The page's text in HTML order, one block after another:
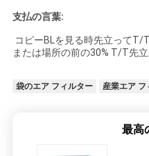
支払の言葉:
コピーBLを見る時先立ってT/
または場所の前の30% T/T先立
袋のエア フィルター 産業エア フ
最高